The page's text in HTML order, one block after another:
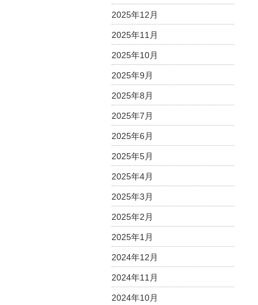
2025年12月
2025年11月
2025年10月
2025年9月
2025年8月
2025年7月
2025年6月
2025年5月
2025年4月
2025年3月
2025年2月
2025年1月
2024年12月
2024年11月
2024年10月